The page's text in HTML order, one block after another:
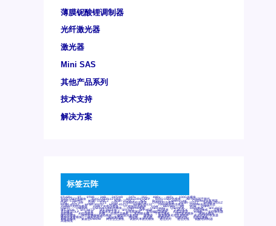
薄膜铌酸锂调制器
光纤激光器
激光器
Mini SAS
其他产品系列
技术支持
解决方案
标签云阵
6Tx6Rx 8T 8T8R 24R 24T24R 24Tx 25G 48Rx 48Tx 100G光模块
400G OSFP光模块 400G QSFP112 DR4 800G DR8 OSFP 800G OSFP光模块 AD7606国产替代
AFBR-57B4APZ AFBR-1528CZ AFBR-2528CZ AOC Bypass Camera Link CWDM波分复用器
DAS DC~4M DSS DTS DVS GYMB光纤连接器 GYM光纤连接器 HFBR-1531Z HFBR-2531Z
HFBR-4501Z HFBR-4503Z HFBR-4511Z HFBR-4513Z J599A6光纤连接器 J599A8光电连接器
J599MT光纤连接器 J599Ⅰ光电连接器 LC超短型光模块 LGA Mini SAS MT POB QSFP
QSFP+ QSFP28 QSFP28 100G光模块 QSFP28笼座 QSFP 40G QSFP笼座 RP连接器 SFF-8431
SFF-8436 SFF-8472 SFF-8654 4i SFP 10G SFP MSA SFP笼座 Z-BLOCK 万兆交换机 交换机
光切换仪OLP 光开关 光模块笼子座子 光电探测器 光电编码器模块 光电连接器 光端机 光纤激光器
光纤跳线 光纤连接器 光耦 全国产交换机 军品级光耦 千兆交换机 国产化光模块 射频光模块
微型光模块 微型可插拔BGA光模块 微型波分复用器 探测器 收发模块光学引擎组件 机架式光纤收发器
模拟光发射模块 模拟光器件 波分复用器 测试版 激光器 特种光纤 特种光缆 百兆交换机
相机光模块 紧凑型DWDM 网管型交换机 表贴式单路光模块 通信光纤 通信光缆 铌酸锂调制器
高速线缆